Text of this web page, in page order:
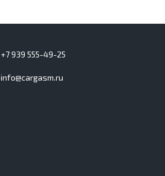
+7 939 555-49-25
info@cargasm.ru